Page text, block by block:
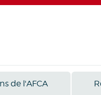
de l'AFCA